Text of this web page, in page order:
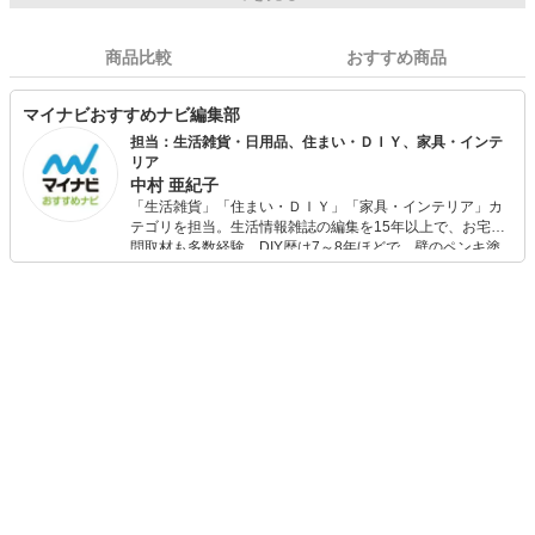
商品比較 おすすめ商品
マイナビおすすめナビ編集部
担当：生活雑貨・日用品、住まい・ＤＩＹ、家具・インテ
リア
中村 亜紀子
「生活雑貨」「住まい・ＤＩＹ」「家具・インテリア」カ
テゴリを担当。生活情報雑誌の編集を15年以上で、お宅訪
問取材も多数経験。DIY歴は7～8年ほどで、壁のペンキ塗
りや壁紙チェンジなどもチャレンジ済み。初心者でもモノ